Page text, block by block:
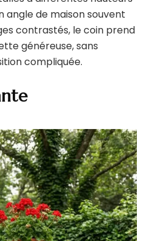
angle de maison souvent
contrastés, le coin prend
généreuse, sans
compliquée.